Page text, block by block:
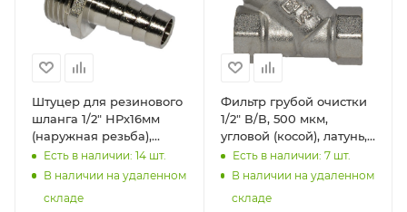
Штуцер для резинового
шланга 1/2" НРх16мм
(наружная резьба),
тов-121342
Есть в наличии: 14 шт.
В наличии на удаленном
складе
Фильтр грубой очистки
1/2" В/В, 500 мкм,
угловой (косой), латунь,
тов-102711
Есть в наличии: 7шт.
В наличии на удаленном
складе